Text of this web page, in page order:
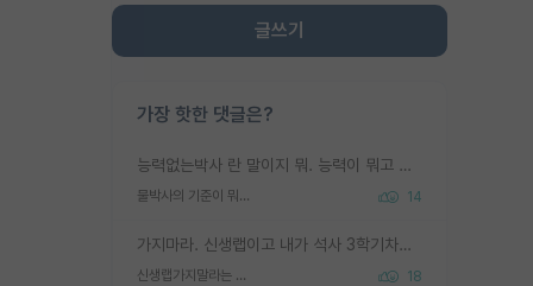
글쓰기
가장 핫한 댓글은?
능력없는박사 란 말이지 뭐. 능력이 뭐고 능력이 있다는게 뭔지는 사람마다 기준이 다르니까 얘기해봐야 서로 자기 기준만 얘기해서 논쟁이 끝이 안나고. 주위에서 능력있고 야심있는 신입생이 교수가 유의미한 피드백을 아예 안주면서 제대로된 과제에 참여해볼 기회도 제공하지 않고 잡일 뺑뺑이만 돌려서 맨날 단순작업만 하면서 밤새다가 눈빛이 점점 죽어가는걸 본 사람은 물박사는 교수탓이라고 하고, 교수는 이것저것 알려도 주고 기회도 주고 사수 동기 붙여주면서 어떻게든 끌고가려고 하는데 본인이 매일 뺀질거리면서 출근 하는둥마는둥 하다가 기껏 와서도 폰이나 쳐다보다가 실험 망치고 저녁약속있어서 먼저 가볼게요~ 하는걸 본 사람은 물박사는 본인탓이라고 함.
물박사의 기준이 뭐임? 14
가지마라. 신생랩이고 내가 석사 3학기차인데 최고참인데 나도 아무것도 모르는데 교수가 후배들 왜 논문 교육 안시키냐. 논문 왜 안 써오냐 닦달한다
신생랩가지말라는 이유가 있었구나 18